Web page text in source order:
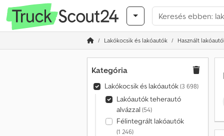
Lakókocsik és lakóautók Használt
Kategória
Lakókocsik és lakóautók(3 698)
Lakóautók teherautó
alvázzal (54)
Félintegrált lakóautók
(1 246)